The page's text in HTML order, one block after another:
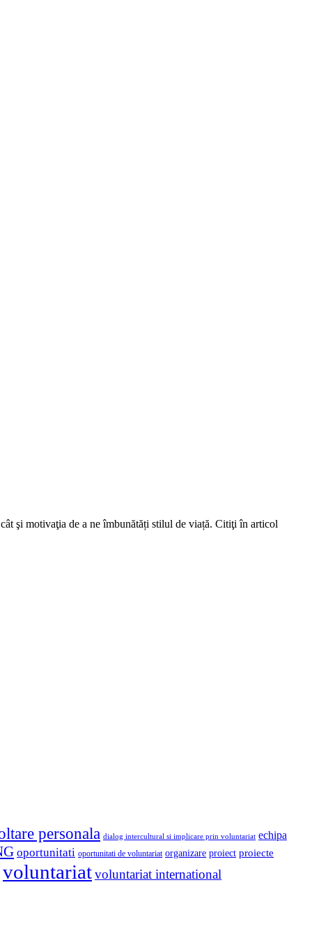
şi motivaţia de a ne îmbunătăți stilul de viață. Citiţi în articol
personala dialog intercultural si implicare prin voluntariat echipa
oportunitati oportunitati de voluntariat organizare proiect proiecte
voluntariatvoluntariat international